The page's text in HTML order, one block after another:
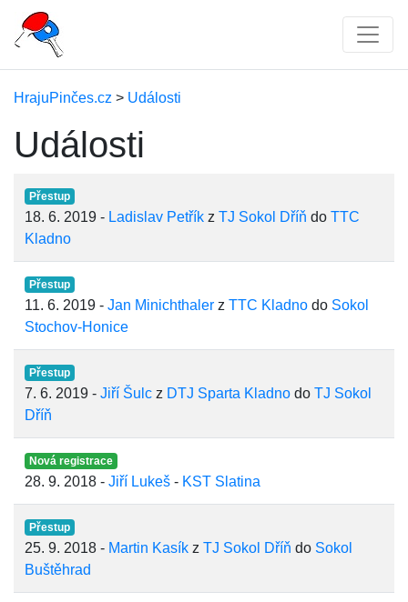
HrajuPinčes.cz > Události
Události
Přestup
18. 6. 2019 - Ladislav Petřík z TJ Sokol Dříň do TTC
Kladno
Přestup
11. 6. 2019 - Jan Minichthaler z TTC Kladno do Sokol
Stochov-Honice
Přestup
7. 6. 2019 - Jiří Šulc z DTJ Sparta Kladno do TJ Sokol
Dříň
Nová registrace
28. 9. 2018 - Jiří Lukeš - KST Slatina
Přestup
25. 9. 2018 - Martin Kasík z TJ Sokol Dříň do Sokol
Buštěhrad